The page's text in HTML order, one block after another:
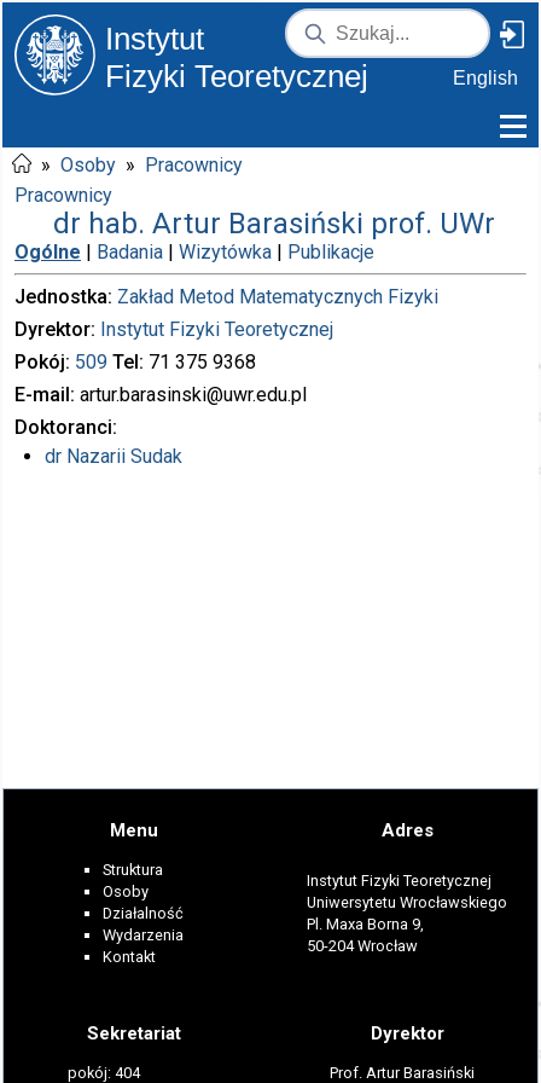
Instytut
Fizyki Teoretycznej
English
» Osoby » Pracownicy
Pracownicy
dr hab. Artur Barasiński prof. UWr
Ogólne | Badania | Wizytówka | Publikacje
Jednostka Zakład Metod Matematycznych Fizyki
Dyrektor Instytut Fizyki Teoretycznej
Pokój 509 Tel 71 375 9368
E-mail artur.barasinski@uwr.edu.pl
Doktoranci
dr Nazarii Sudak
Menu
Struktura
Osoby
Działalność
Wydarzenia
Kontakt
Adres
Instytut Fizyki Teoretycznej
Uniwersytetu Wrocławskiego
Pl. Maxa Borna 9,
50-204 Wrocław
Sekretariat
pokój: 404
Dyrektor
Prof. Artur Barasiński